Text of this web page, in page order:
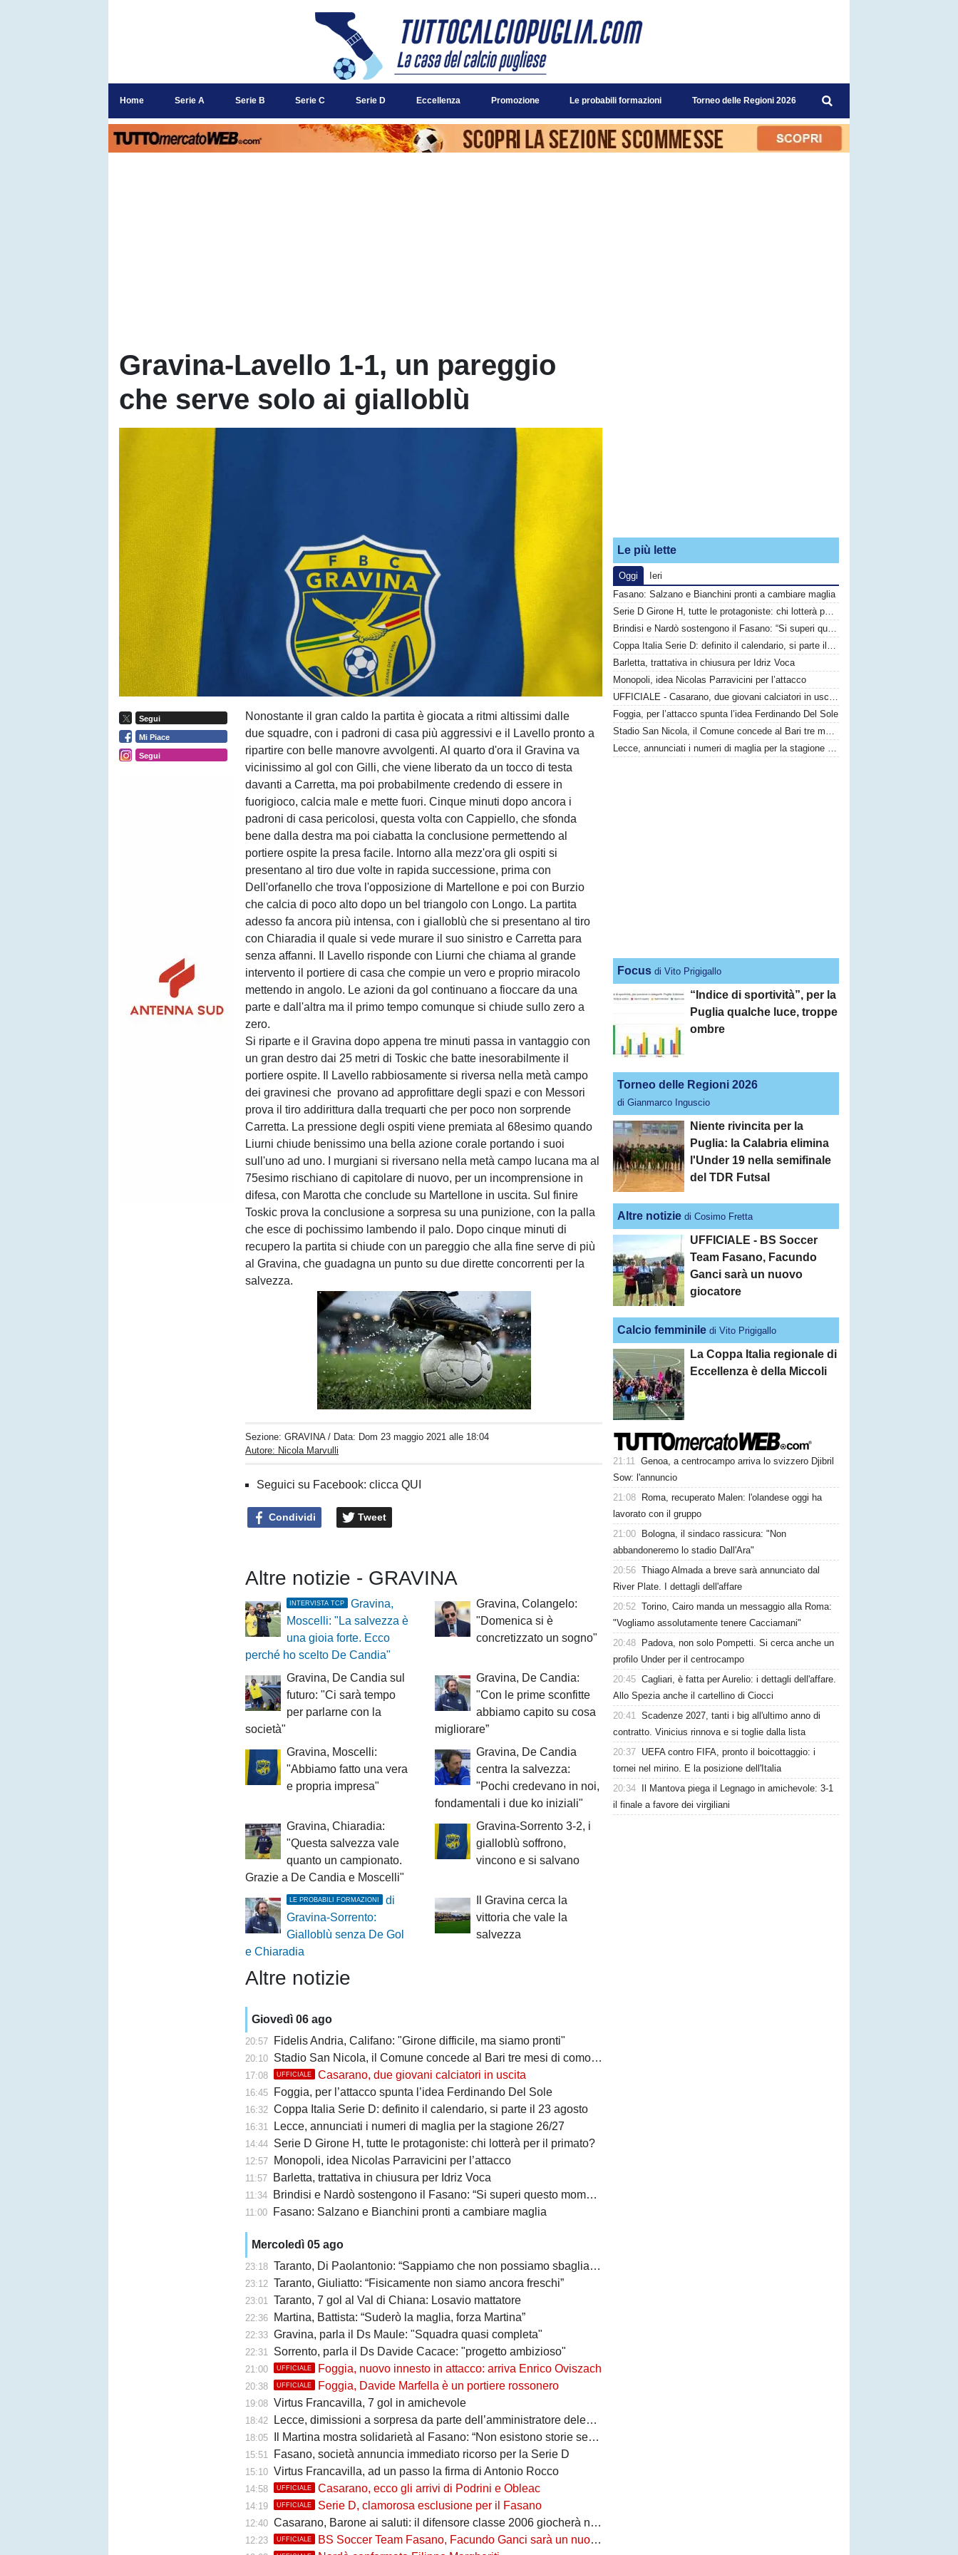
Home Serie A Serie B Serie C Serie D Eccellenza Promozione Le probabili formazioni Torneo delle Regioni 2026
Gravina-Lavello 1-1, un pareggio
che serve solo ai gialloblù
Segui
Mi Piace
Segui
Nonostante il gran caldo la partita è giocata a ritmi altissimi dalle
due squadre, con i padroni di casa più aggressivi e il Lavello pronto a
ripartire con belle manovre avvolgenti. Al quarto d'ora il Gravina va
vicinissimo al gol con Gilli, che viene liberato da un tocco di testa
davanti a Carretta, ma poi probabilmente credendo di essere in
fuorigioco, calcia male e mette fuori. Cinque minuti dopo ancora i
padroni di casa pericolosi, questa volta con Cappiello, che sfonda
bene dalla destra ma poi ciabatta la conclusione permettendo al
portiere ospite la presa facile. Intorno alla mezz'ora gli ospiti si
presentano al tiro due volte in rapida successione, prima con
Dell'orfanello che trova l'opposizione di Martellone e poi con Burzio
che calcia di poco alto dopo un bel triangolo con Longo. La partita
adesso fa ancora più intensa, con i gialloblù che si presentano al tiro
con Chiaradia il quale si vede murare il suo sinistro e Carretta para
senza affanni. Il Lavello risponde con Liurni che chiama al grande
intervento il portiere di casa che compie un vero e proprio miracolo
mettendo in angolo. Le azioni da gol continuano a fioccare da una
parte e dall'altra ma il primo tempo comunque si chiude sullo zero a
zero.
Si riparte e il Gravina dopo appena tre minuti passa in vantaggio con
un gran destro dai 25 metri di Toskic che batte inesorabilmente il
portiere ospite. Il Lavello rabbiosamente si riversa nella metà campo
dei gravinesi che provano ad approfittare degli spazi e con Messori
prova il tiro addirittura dalla trequarti che per poco non sorprende
Carretta. La pressione degli ospiti viene premiata al 68esimo quando
Liurni chiude benissimo una bella azione corale portando i suoi
sull'uno ad uno. I murgiani si riversano nella metà campo lucana ma al
75esimo rischiano di capitolare di nuovo, per un incomprensione in
difesa, con Marotta che conclude su Martellone in uscita. Sul finire
Toskic prova la conclusione a sorpresa su una punizione, con la palla
che esce di pochissimo lambendo il palo. Dopo cinque minuti di
recupero la partita si chiude con un pareggio che alla fine serve di più
al Gravina, che guadagna un punto su due dirette concorrenti per la
salvezza.
Unmute
Loaded:
100.00%
Sezione:GRAVINA / Data: Dom 23 maggio 2021 alle 18:04
Autore: Nicola Marvulli
Seguici su Facebook: clicca QUI
Condividi Tweet
Altre notizie - GRAVINA
INTERVISTA TCP
Gravina,
Moscelli: "La salvezza è
una gioia forte. Ecco
perché ho scelto De Candia"
Gravina, Colangelo:
"Domenica si è
concretizzato un sogno"
Gravina, De Candia sul
futuro: "Ci sarà tempo
per parlarne con la
società"
Gravina, De Candia:
"Con le prime sconfitte
abbiamo capito su cosa
migliorare”
Gravina, Moscelli:
"Abbiamo fatto una vera
e propria impresa"
Gravina, De Candia
centra la salvezza:
"Pochi credevano in noi,
fondamentali i due ko iniziali"
Gravina, Chiaradia:
"Questa salvezza vale
quanto un campionato.
Grazie a De Candia e Moscelli"
Gravina-Sorrento 3-2, i
gialloblù soffrono,
vincono e si salvano
LE PROBABILI FORMAZIONI
di
Gravina-Sorrento:
Gialloblù senza De Gol
e Chiaradia
Il Gravina cerca la
vittoria che vale la
salvezza
Altre notizie
Giovedì 06 ago
20:57 Fidelis Andria, Califano: "Girone difficile, ma siamo pronti"
20:10 Stadio San Nicola, il Comune concede al Bari tre mesi di comodato d’uso precario: i dettagli
17:08 UFFICIALE Casarano, due giovani calciatori in uscita
16:45 Foggia, per l’attacco spunta l’idea Ferdinando Del Sole
16:32 Coppa Italia Serie D: definito il calendario, si parte il 23 agosto
16:31 Lecce, annunciati i numeri di maglia per la stagione 26/27
14:44 Serie D Girone H, tutte le protagoniste: chi lotterà per il primato?
12:57 Monopoli, idea Nicolas Parravicini per l’attacco
11:57 Barletta, trattativa in chiusura per Idriz Voca
11:34 Brindisi e Nardò sostengono il Fasano: “Si superi questo momento quanto prima”
11:00 Fasano: Salzano e Bianchini pronti a cambiare maglia
Mercoledì 05 ago
23:18 Taranto, Di Paolantonio: “Sappiamo che non possiamo sbagliare”
23:12 Taranto, Giuliatto: “Fisicamente non siamo ancora freschi”
23:01 Taranto, 7 gol al Val di Chiana: Losavio mattatore
22:36 Martina, Battista: “Suderò la maglia, forza Martina”
22:33 Gravina, parla il Ds Maule: "Squadra quasi completa"
22:31 Sorrento, parla il Ds Davide Cacace: "progetto ambizioso"
21:00 UFFICIALE Foggia, nuovo innesto in attacco: arriva Enrico Oviszach
20:38 UFFICIALE Foggia, Davide Marfella è un portiere rossonero
19:08 Virtus Francavilla, 7 gol in amichevole
18:42 Lecce, dimissioni a sorpresa da parte dell’amministratore delegato
18:05 Il Martina mostra solidarietà al Fasano: “Non esistono storie senza avversari”
15:51 Fasano, società annuncia immediato ricorso per la Serie D
15:10 Virtus Francavilla, ad un passo la firma di Antonio Rocco
14:58 UFFICIALE Casarano, ecco gli arrivi di Podrini e Obleac
14:19 UFFICIALE Serie D, clamorosa esclusione per il Fasano
12:40 Casarano, Barone ai saluti: il difensore classe 2006 giocherà nel Lanciano
12:23 UFFICIALE BS Soccer Team Fasano, Facundo Ganci sarà un nuovo giocatore
Le più lette
Oggi
Ieri
Fasano: Salzano e Bianchini pronti a cambiare maglia
Serie D Girone H, tutte le protagoniste: chi lotterà per il primato?
Brindisi e Nardò sostengono il Fasano: “Si superi questo momento quanto prima”
Coppa Italia Serie D: definito il calendario, si parte il 23 agosto
Barletta, trattativa in chiusura per Idriz Voca
Monopoli, idea Nicolas Parravicini per l’attacco
UFFICIALE - Casarano, due giovani calciatori in uscita
Foggia, per l’attacco spunta l’idea Ferdinando Del Sole
Stadio San Nicola, il Comune concede al Bari tre mesi di comodato d’uso precario: i dettagli
Lecce, annunciati i numeri di maglia per la stagione 26/27
Focus di Vito Prigigallo
“Indice di sportività”, per la
Puglia qualche luce, troppe
ombre
Torneo delle Regioni 2026
di Gianmarco Inguscio
Niente rivincita per la
Puglia: la Calabria elimina
l'Under 19 nella semifinale
del TDR Futsal
Altre notizie di Cosimo Fretta
UFFICIALE - BS Soccer
Team Fasano, Facundo
Ganci sarà un nuovo
giocatore
Calcio femminile di Vito Prigigallo
La Coppa Italia regionale di
Eccellenza è della Miccoli
21:11 Genoa, a centrocampo arriva lo svizzero Djibril
Sow: l'annuncio
21:08
Roma, recuperato Malen: l'olandese oggi ha
lavorato con il gruppo
21:00
Bologna, il sindaco rassicura: "Non
abbandoneremo lo stadio Dall'Ara"
20:56 Thiago Almada a breve sarà annunciato dal
River Plate. I dettagli dell'affare
20:52 Torino, Cairo manda un messaggio alla Roma:
"Vogliamo assolutamente tenere Cacciamani"
20:48
Padova, non solo Pompetti. Si cerca anche un
profilo Under per il centrocampo
20:45 Cagliari, è fatta per Aurelio: i dettagli dell'affare.
Allo Spezia anche il cartellino di Ciocci
20:41 Scadenze 2027, tanti i big all'ultimo anno di
contratto. Vinicius rinnova e si toglie dalla lista
20:37 UEFA contro FIFA, pronto il boicottaggio: i
tornei nel mirino. E la posizione dell'Italia
20:34
Il Mantova piega il Legnago in amichevole: 3-1
il finale a favore dei virgiliani